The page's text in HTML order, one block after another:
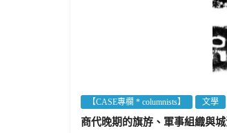
【CASE專欄 * columnists】 文學
商代晚期的旗斿、軍事組織與城